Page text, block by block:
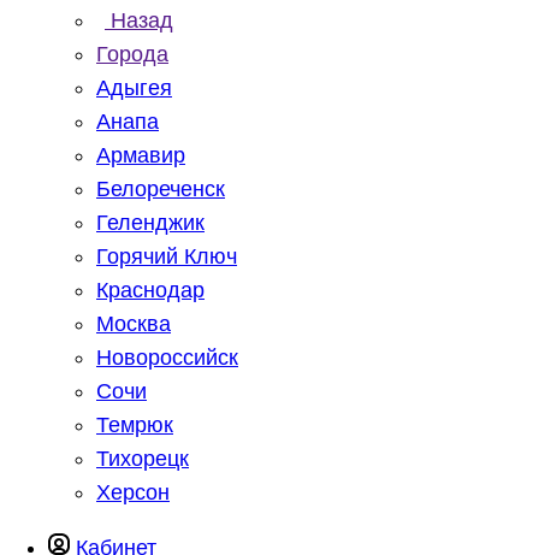
Назад
Города
Адыгея
Анапа
Армавир
Белореченск
Геленджик
Горячий Ключ
Краснодар
Москва
Новороссийск
Сочи
Темрюк
Тихорецк
Херсон
Кабинет